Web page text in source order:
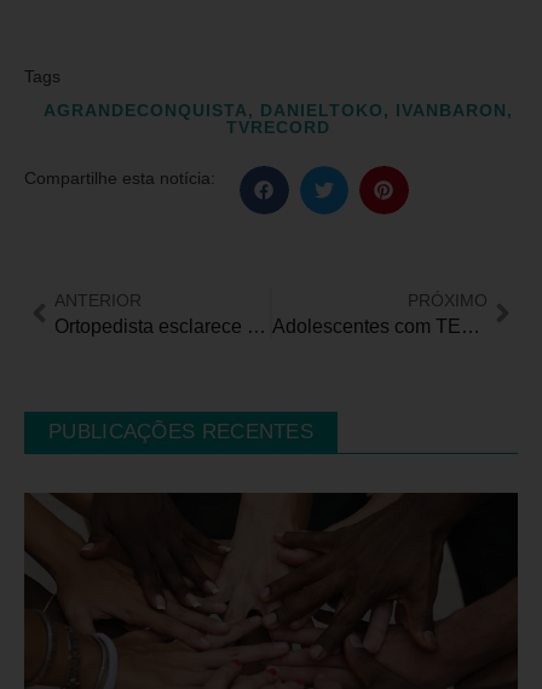
Tags
AGRANDECONQUISTA, DANIELTOKO, IVANBARON,
TVRECORD
Compartilhe esta notícia:
ANTERIOR
Ortopedista esclarece dúvidas e minimiza medos relacionados a cirurgias na coluna
PRÓXIMO
Adolescentes com TEA… Com ele, para onde vamos?
PUBLICAÇÕES RECENTES